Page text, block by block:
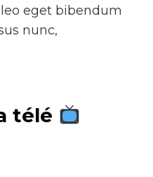
eget bibendum
nunc,
télé